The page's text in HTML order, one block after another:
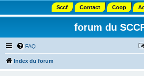
Sccf Contact Coop
forum du
FAQ
Index du forum